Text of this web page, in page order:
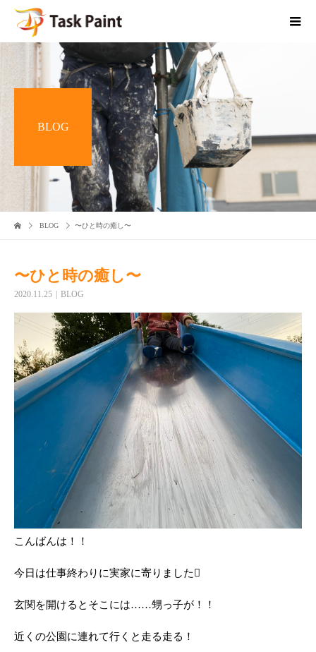
BLOG
BLOG 〜ひと時の癒し〜
〜ひと時の癒し〜
2020.11.25 BLOG
こんばんは！！
今日は仕事終わりに実家に寄りました
玄関を開けるとそこには……甥っ子が！！
近くの公園に連れて行くと走る走る！